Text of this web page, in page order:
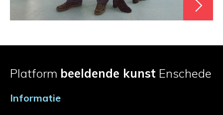
Platform beeldende kunst Enschede
Informatie